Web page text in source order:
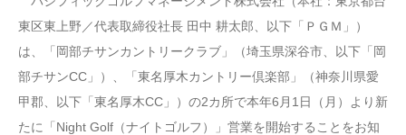
東区東上野／代表取締役社長 田中 耕太郎、以下「ＰＧＭ」）
は、「岡部チサンカントリークラブ」（埼玉県深谷市、以下「岡
部チサンCC」）、「東名厚木カントリー倶楽部」（神奈川県愛
甲郡、以下「東名厚木CC」）の2カ所で本年6月1日（月）より新
たに「Night Golf（ナイトゴルフ）」営業を開始することをお知